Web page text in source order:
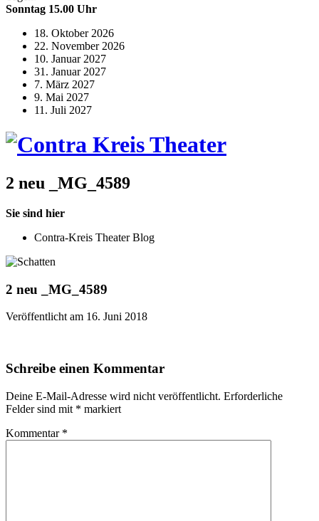
Sonntag 15.00 Uhr
18. Oktober 2026
22. November 2026
10. Januar 2027
31. Januar 2027
7. März 2027
9. Mai 2027
11. Juli 2027
2 neu _MG_4589
Sie sind hier
Contra-Kreis Theater Blog
2 neu _MG_4589
Veröffentlicht am 16. Juni 2018
Schreibe einen Kommentar
Deine E-Mail-Adresse wird nicht veröffentlicht. Erforderliche
Felder sind mit * markiert
Kommentar *